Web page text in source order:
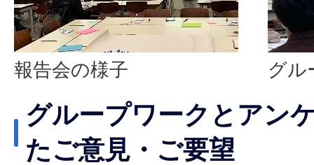
報告会の様子 グル
グループワークとアン
たご意見・ご要望